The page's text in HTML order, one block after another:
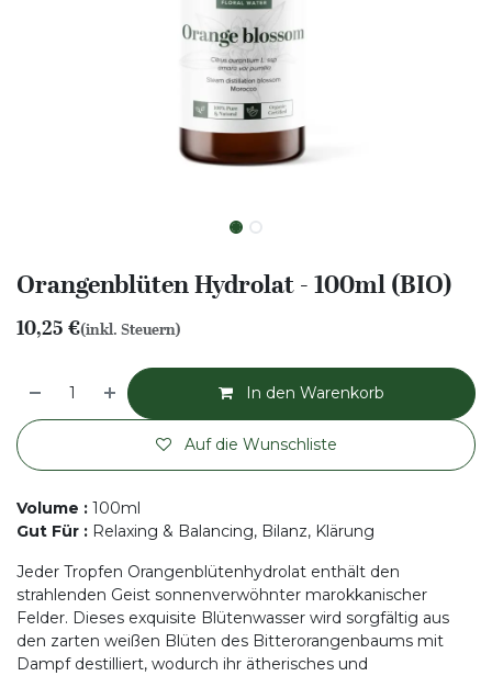
Orangenblüten Hydrolat - 100ml (BIO)
10,25€(inkl. Steuern)
In den Warenkorb
Auf die Wunschliste
Volume : 100ml
Gut Für : Relaxing & Balancing, Bilanz, Klärung
Jeder Tropfen Orangenblütenhydrolat enthält den
strahlenden Geist sonnenverwöhnter marokkanischer
Felder. Dieses exquisite Blütenwasser wird sorgfältig aus
den zarten weißen Blüten des Bitterorangenbaums mit
Dampf destilliert, wodurch ihr ätherisches und